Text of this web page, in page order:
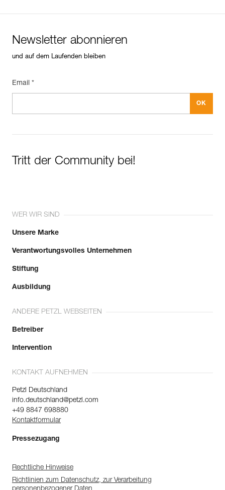
Newsletter abonnieren
und auf dem Laufenden bleiben
Email *
Tritt der Community bei!
WER WIR SIND
Unsere Marke
Verantwortungsvolles Unternehmen
Stiftung
Ausbildung
ANDERE PETZL WEBSEITEN
Betreiber
Intervention
KONTAKT AUFNEHMEN
Petzl Deutschland
info.deutschland@petzl.com
+49 8847 698880
Kontaktformular
Pressezugang
Rechtliche Hinweise
Richtlinien zum Datenschutz, zur Verarbeitung